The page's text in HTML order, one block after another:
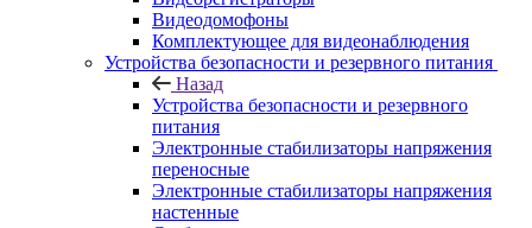
Видеодомофоны
Комплектующее для видеонаблюдения
Устройства безопасности и резервного питания
Назад
Устройства безопасности и резервного
питания
Электронные стабилизаторы напряжения
переносные
Электронные стабилизаторы напряжения
настенные